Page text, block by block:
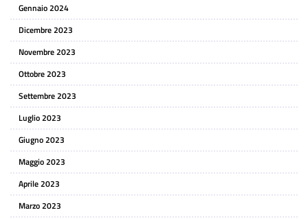
Gennaio 2024
Dicembre 2023
Novembre 2023
Ottobre 2023
Settembre 2023
Luglio 2023
Giugno 2023
Maggio 2023
Aprile 2023
Marzo 2023